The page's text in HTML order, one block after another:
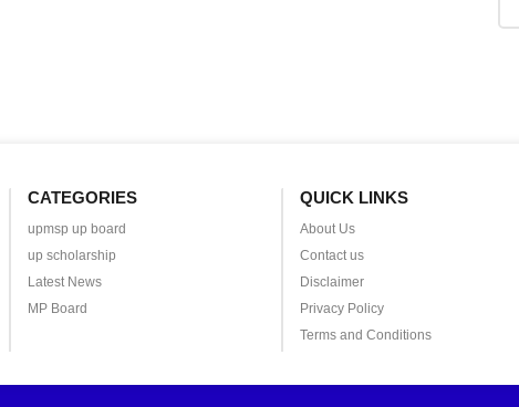
CATEGORIES
upmsp up board
up scholarship
Latest News
MP Board
QUICK LINKS
About Us
Contact us
Disclaimer
Privacy Policy
Terms and Conditions